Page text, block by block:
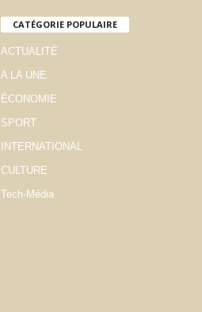
CATÉGORIE POPULAIRE
ACTUALITÉ
A LA UNE
ÉCONOMIE
SPORT
INTERNATIONAL
CULTURE
Tech-Média